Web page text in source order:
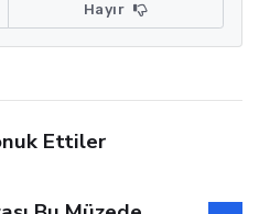
Hayır
Ettiler